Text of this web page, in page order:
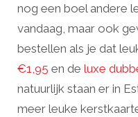
nog een boel andere
vandaag, maar ook
bestellen als je dat
€1,95 en de luxe
natuurlijk staan er in
meer leuke